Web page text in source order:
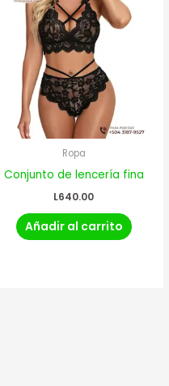
Ropa
Conjunto de lencería fina
L640.00
Añadir al carrito